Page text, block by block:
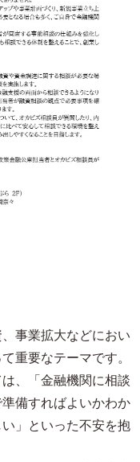
事業拡大などにおい
重要なテーマです。
、「金融機関に相談
備すればよいかわか
」といった不安を抱